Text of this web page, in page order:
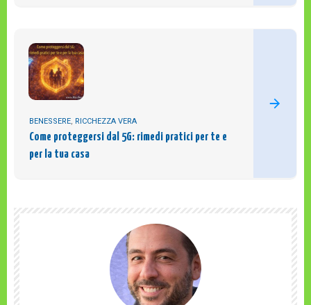
BENESSERE, RICCHEZZA VERA
Come proteggersi dal 5G: rimedi pratici per te e
per la tua casa